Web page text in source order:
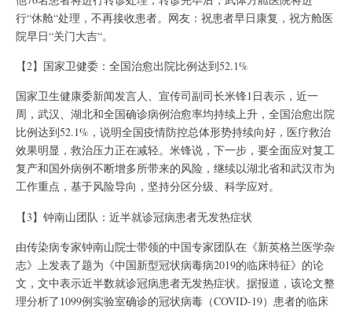
行“休舱“处理，不再接收患者。网友：祝患者早日康复，祝方舱医
院早日“关门大吉“。
【2】国家卫健委：全国治愈出院比例达到52.1%
国家卫生健康委新闻发言人、宣传司副司长米锋1日表示，近一
周，武汉、湖北和全国确诊病例治愈率均持续上升，全国治愈出院
比例达到52.1%，说明全国疫情防控总体形势持续向好，医疗救治
效果明显，救治压力正在减轻。米锋说，下一步，要全面应对复工
复产和国外病例不断增多所带来的风险，继续以湖北省和武汉市为
工作重点，基于风险导向，坚持分区分级、科学应对。
【3】钟南山团队：近半就诊冠病患者无发热症状
由传染病专家钟南山院士带领的中国专家团队在《新英格兰医学杂
志》上发表了题为《中国新型冠状病毒病2019的临床特征》的论
文，文中表示近半数就诊冠病患者无发热症状。据报道，该论文整
理分析了1099例实验室确诊的冠状病毒（COVID-19）患者的临床